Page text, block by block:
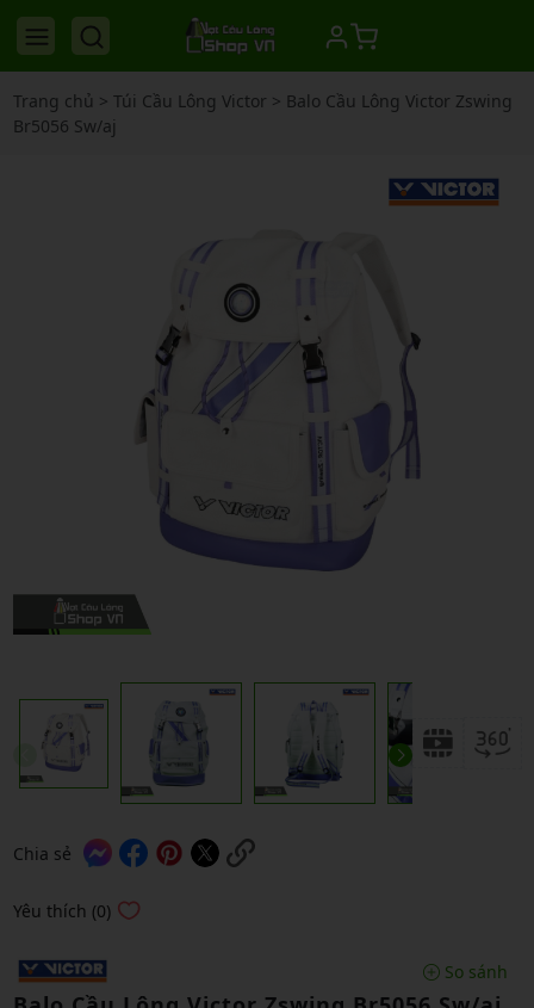
Trang chủ > Túi Cầu Lông Victor > Balo Cầu Lông Victor Zswing
Br5056 Sw/aj
Chia sẻ
Yêu thích (0)
So sánh